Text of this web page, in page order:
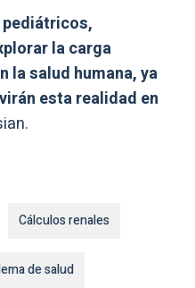
la carga
la salud humana, ya
esta realidad en
Cálculos renales
de salud